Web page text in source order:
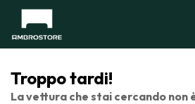
Troppo tardi!
La vettura che stai cercando non